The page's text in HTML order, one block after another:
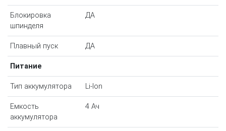
Блокировка
шпинделя
ДА
Плавный пуск ДА
Питание
Тип аккумулятора Li-Ion
Емкость
аккумулятора
4 Ач